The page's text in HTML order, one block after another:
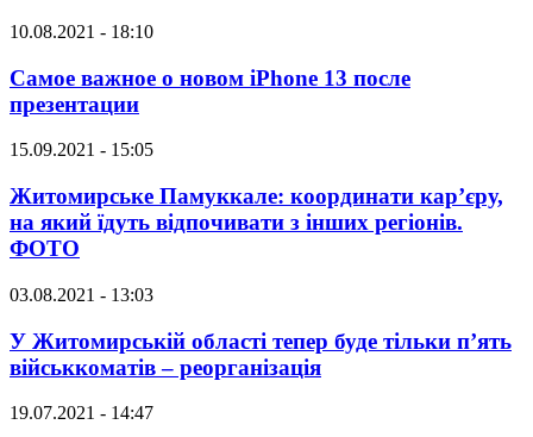
10.08.2021 - 18:10
Самое важное о новом iPhone 13 после
презентации
15.09.2021 - 15:05
Житомирське Памуккале: координати кар’єру,
на який їдуть відпочивати з інших регіонів.
ФОТО
03.08.2021 - 13:03
У Житомирській області тепер буде тільки п’ять
військкоматів – реорганізація
19.07.2021 - 14:47